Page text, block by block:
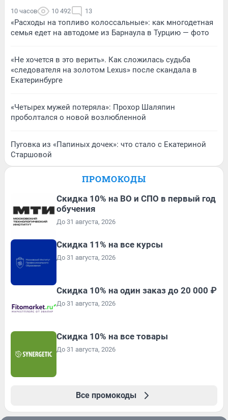
10 часов 10 492 13
«Расходы на топливо колоссальные»: как многодетная
семья едет на автодоме из Барнаула в Турцию — фото
«Не хочется в это верить». Как сложилась судьба
«следователя на золотом Lexus» после скандала в
Екатеринбурге
«Четырех мужей потеряла»: Прохор Шаляпин
проболтался о новой возлюбленной
Пуговка из «Папиных дочек»: что стало с Екатериной
Старшовой
ПРОМОКОДЫ
Скидка 10% на ВО и СПО в первый год
обучения
До 31 августа, 2026
Скидка 11% на все курсы
До 31 августа, 2026
Скидка 10% на один заказ до 20 000 ₽
До 31 августа, 2026
Скидка 10% на все товары
До 31 августа, 2026
Все промокоды